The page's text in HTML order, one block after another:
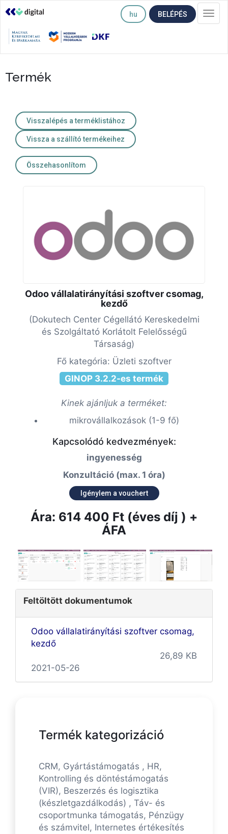
hu BELÉPÉS
Termék
Visszalépés a terméklistához
Vissza a szállító termékeihez
Összehasonlítom
Odoo vállalatirányítási szoftver csomag,
kezdő
(Dokutech Center Cégellátó Kereskedelmi
és Szolgáltató Korlátolt Felelősségű
Társaság)
Fő kategória: Üzleti szoftver
GINOP 3.2.2-es termék
Kinek ajánljuk a terméket:
mikrovállalkozások (1-9 fő)
Kapcsolódó kedvezmények:
ingyenesség
Konzultáció (max. 1 óra)
Igénylem a vouchert
Ára: 614 400 Ft (éves díj ) +
ÁFA
Feltöltött dokumentumok
Odoo vállalatirányítási szoftver csomag,
kezdő
26,89 KB
2021-05-26
Termék kategorizáció
CRM, Gyártástámogatás , HR,
Kontrolling és döntéstámogatás
(VIR), Beszerzés és logisztika
(készletgazdálkodás) , Táv- és
csoportmunka támogatás, Pénzügy
és számvitel, Internetes értékesítés